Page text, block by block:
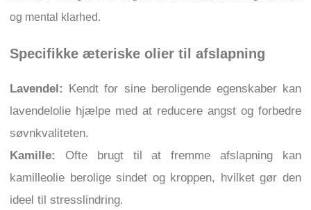
og mental klarhed.
Specifikke æteriske olier til afslapning
Lavendel:
Kendt for sine beroligende egenskaber kan
lavendelolie hjælpe med at reducere angst og forbedre
søvnkvaliteten.
Kamille:
Ofte brugt til at fremme afslapning kan
kamilleolie berolige sindet og kroppen, hvilket gør den
ideel til stresslindring.